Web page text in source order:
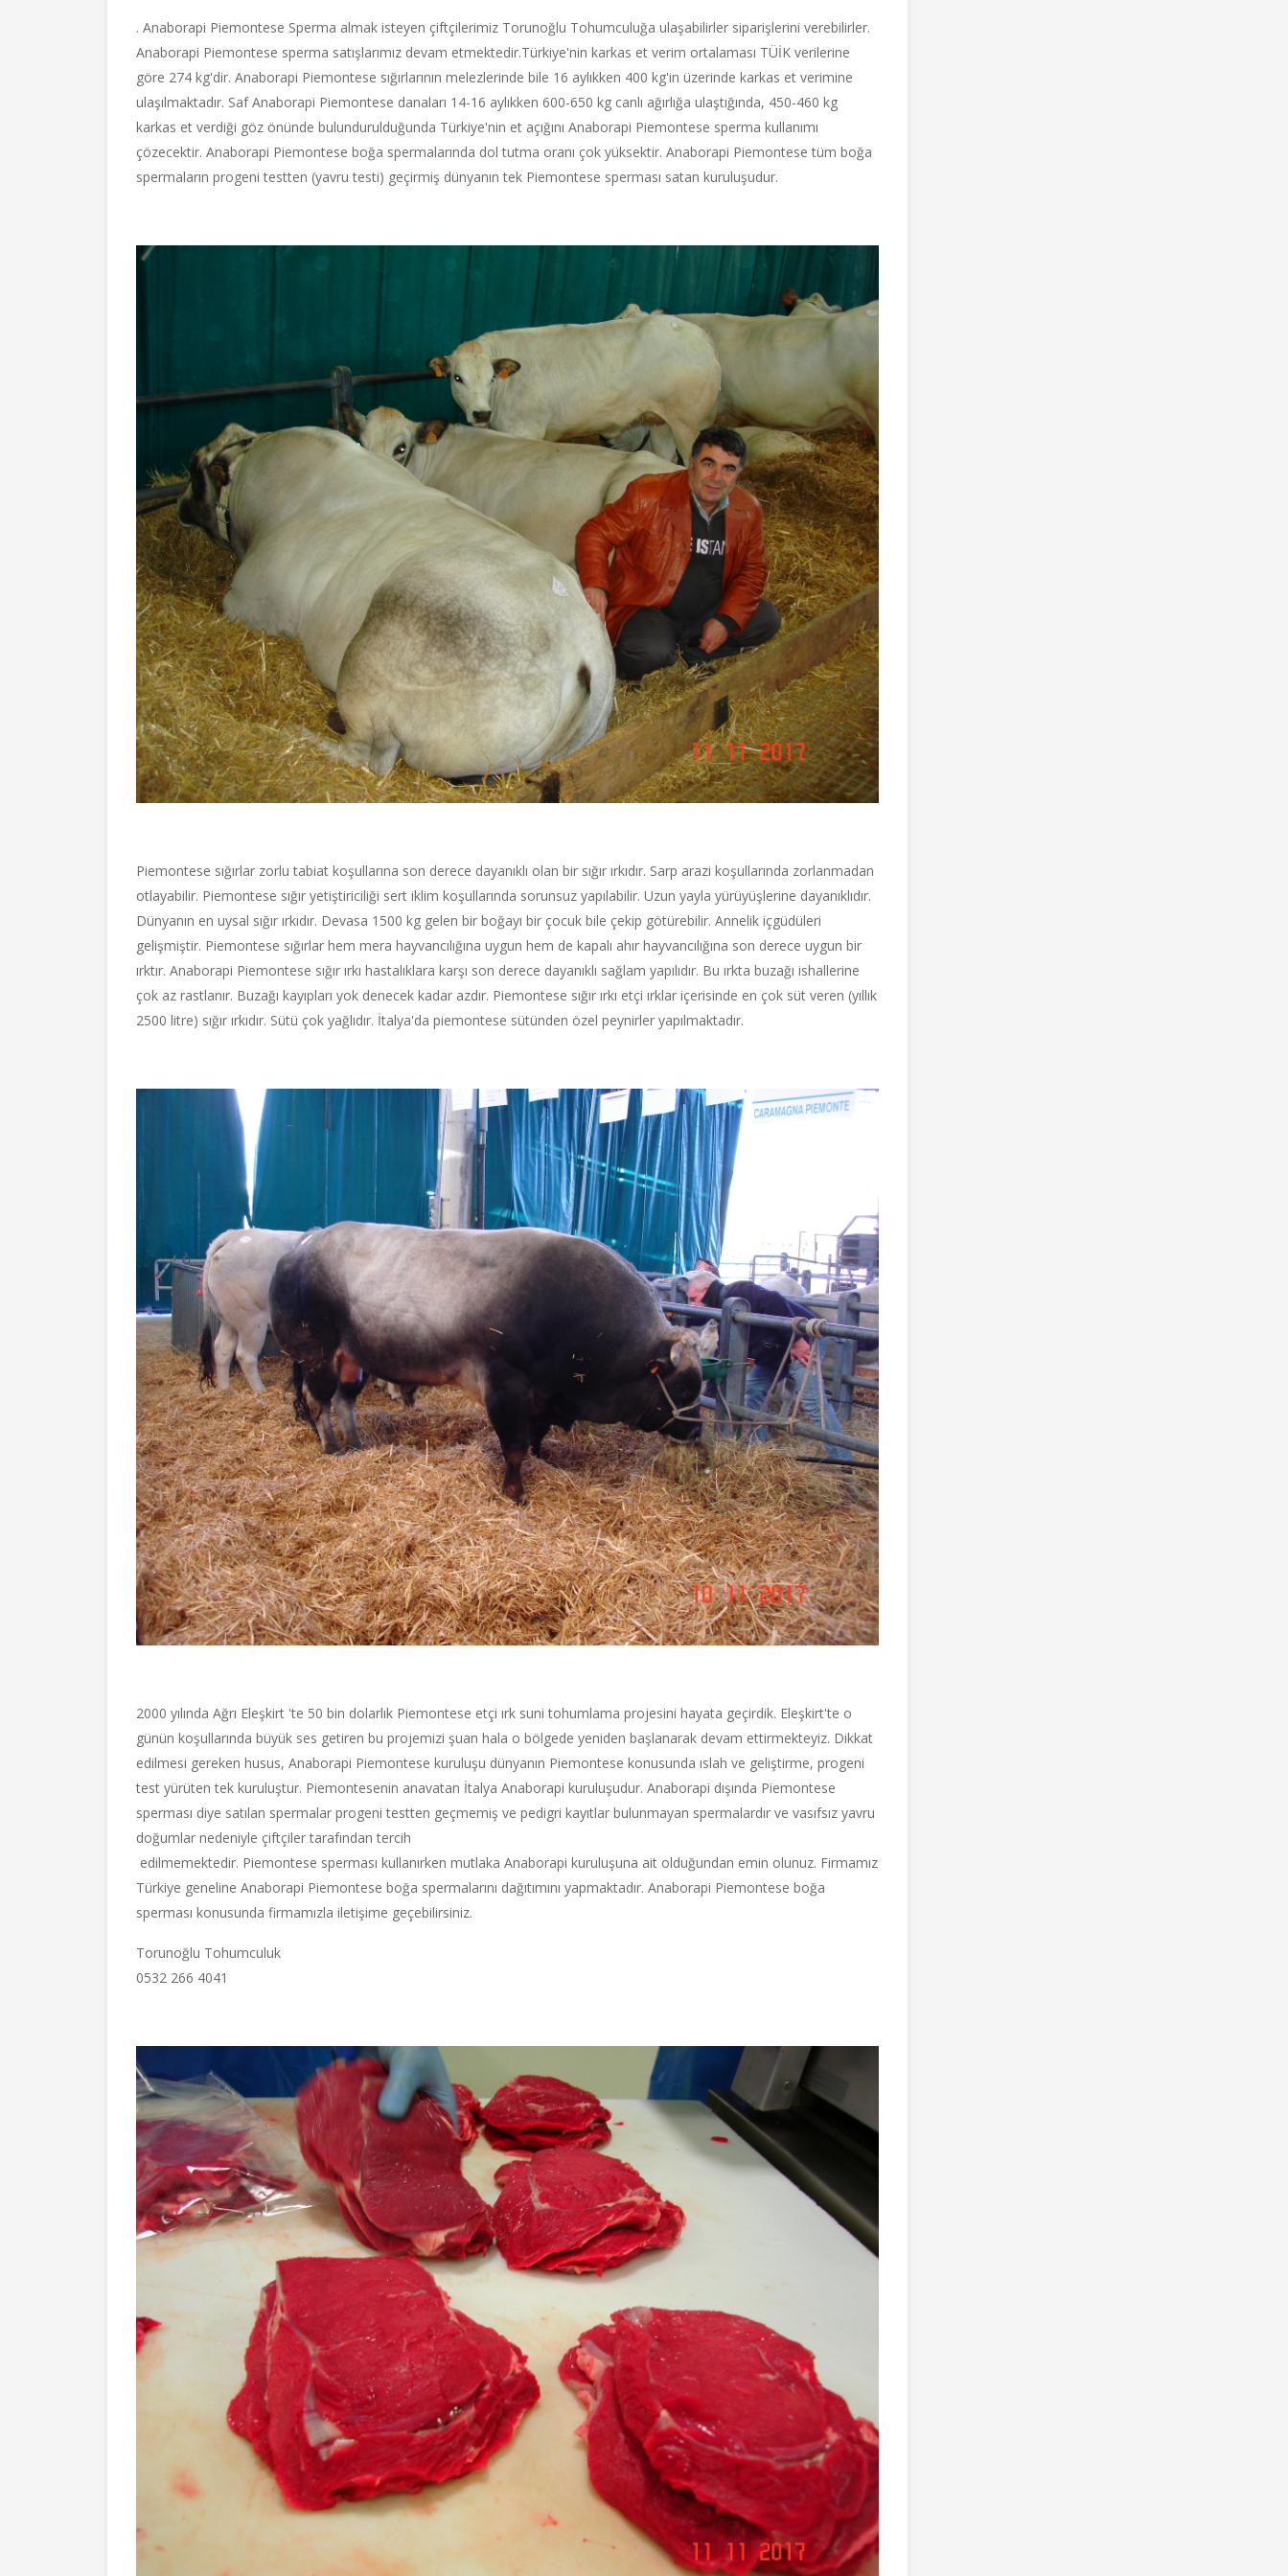
. Anaborapi Piemontese Sperma almak isteyen çiftçilerimiz Torunoğlu Tohumculuğa ulaşabilirler siparişlerini verebilirler.
Anaborapi Piemontese sperma satışlarımız devam etmektedir.Türkiye'nin karkas et verim ortalaması TÜİK verilerine
göre 274 kg'dir. Anaborapi Piemontese sığırlarının melezlerinde bile 16 aylıkken 400 kg'in üzerinde karkas et verimine
ulaşılmaktadır. Saf Anaborapi Piemontese danaları 14-16 aylıkken 600-650 kg canlı ağırlığa ulaştığında, 450-460 kg
karkas et verdiği göz önünde bulundurulduğunda Türkiye'nin et açığını Anaborapi Piemontese sperma kullanımı
çözecektir. Anaborapi Piemontese boğa spermalarında dol tutma oranı çok yüksektir. Anaborapi Piemontese tüm boğa
spermaların progeni testten (yavru testi) geçirmiş dünyanın tek Piemontese sperması satan kuruluşudur.
Piemontese sığırlar zorlu tabiat koşullarına son derece dayanıklı olan bir sığır ırkıdır. Sarp arazi koşullarında zorlanmadan
otlayabilir. Piemontese sığır yetiştiriciliği sert iklim koşullarında sorunsuz yapılabilir. Uzun yayla yürüyüşlerine dayanıklıdır.
Dünyanın en uysal sığır ırkıdır. Devasa 1500 kg gelen bir boğayı bir çocuk bile çekip götürebilir. Annelik içgüdüleri
gelişmiştir. Piemontese sığırlar hem mera hayvancılığına uygun hem de kapalı ahır hayvancılığına son derece uygun bir
ırktır. Anaborapi Piemontese sığır ırkı hastalıklara karşı son derece dayanıklı sağlam yapılıdır. Bu ırkta buzağı ishallerine
çok az rastlanır. Buzağı kayıpları yok denecek kadar azdır. Piemontese sığır ırkı etçi ırklar içerisinde en çok süt veren (yıllık
2500 litre) sığır ırkıdır. Sütü çok yağlıdır. İtalya'da piemontese sütünden özel peynirler yapılmaktadır.
2000 yılında Ağrı Eleşkirt 'te 50 bin dolarlık Piemontese etçi ırk suni tohumlama projesini hayata geçirdik. Eleşkirt'te o
günün koşullarında büyük ses getiren bu projemizi şuan hala o bölgede yeniden başlanarak devam ettirmekteyiz. Dikkat
edilmesi gereken husus, Anaborapi Piemontese kuruluşu dünyanın Piemontese konusunda ıslah ve geliştirme, progeni
test yürüten tek kuruluştur. Piemontesenin anavatan İtalya Anaborapi kuruluşudur. Anaborapi dışında Piemontese
sperması diye satılan spermalar progeni testten geçmemiş ve pedigri kayıtlar bulunmayan spermalardır ve vasıfsız yavru
doğumlar nedeniyle çiftçiler tarafından tercih
edilmemektedir. Piemontese sperması kullanırken mutlaka Anaborapi kuruluşuna ait olduğundan emin olunuz. Firmamız
Türkiye geneline Anaborapi Piemontese boğa spermalarını dağıtımını yapmaktadır. Anaborapi Piemontese boğa
sperması konusunda firmamızla iletişime geçebilirsiniz.
Torunoğlu Tohumculuk
0532 266 4041